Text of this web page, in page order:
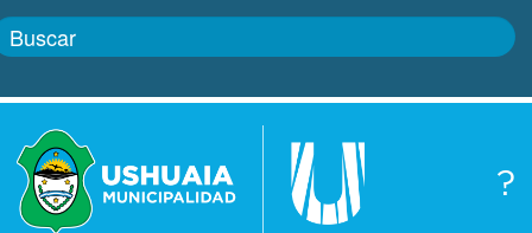
?
Boletín
Gobierno